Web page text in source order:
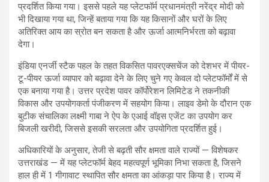
प्रदर्शित किया गया। इससे पहले यह प्लेटफॉर्म प्रधानमंत्री नरेंद्र मोदी को
भी दिखाया गया था, जिन्हें बताया गया कि यह किसानों और घरों के लिए
अतिरिक्त आय का स्रोत बन सकता है और ऊर्जा आत्मनिर्भरता को बढ़ावा
देगा।
इंडिया एनर्जी स्टैक पहल के तहत विकसित पावरएक्सचेंज को देशभर में पीयर-
टू-पीयर ऊर्जा व्यापार को बढ़ावा देने के लिए चुने गए केवल दो प्लेटफॉर्मों में से
एक बनाया गया है। उत्तर प्रदेश पावर कॉर्पोरेशन लिमिटेड ने तकनीकी
विकास और उपयोगकर्ता पंजीकरण में सहयोग किया। लाइव डेमो के दौरान एक
बुटीक संचालिका लक्ष्मी गाबा ने ऐप के एआई वॉइस एजेंट का उपयोग कर
बिजली खरीदी, जिससे इसकी सरलता और उपयोगिता प्रदर्शित हुई।
अधिकारियों के अनुसार, तेजी से बढ़ती सौर क्षमता वाले राज्यों — विशेषकर
उत्तराखंड — में यह प्लेटफॉर्म बेहद महत्वपूर्ण भूमिका निभा सकता है, जिसने
हाल ही में 1 गीगावाट स्थापित सौर क्षमता का आंकड़ा पार किया है। राज्य में